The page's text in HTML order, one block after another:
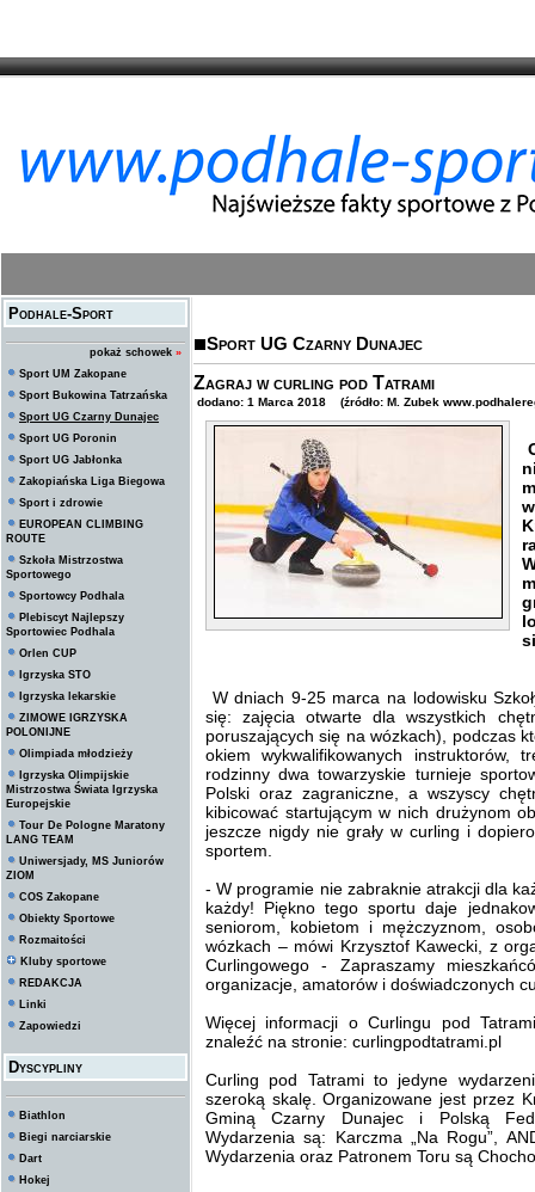
Podhale-Sport
pokaż schowek »
Sport UM Zakopane
Sport Bukowina Tatrzańska
Sport UG Czarny Dunajec
Sport UG Poronin
Sport UG Jabłonka
Zakopiańska Liga Biegowa
Sport i zdrowie
EUROPEAN CLIMBING
ROUTE
Szkoła Mistrzostwa
Sportowego
Sportowcy Podhala
Plebiscyt Najlepszy
Sportowiec Podhala
Orlen CUP
Igrzyska STO
Igrzyska lekarskie
ZIMOWE IGRZYSKA
POLONIJNE
Olimpiada młodzieży
Igrzyska Olimpijskie
Mistrzostwa Świata Igrzyska
Europejskie
Tour De Pologne Maratony
LANG TEAM
Uniwersjady, MS Juniorów
ZIOM
COS Zakopane
Obiekty Sportowe
Rozmaitości
Kluby sportowe
REDAKCJA
Linki
Zapowiedzi
Dyscypliny
Biathlon
Biegi narciarskie
Dart
Hokej
Sport UG Czarny Dunajec
Zagraj w curling pod Tatrami
dodano: 1 Marca 2018 (źródło: M. Zubek
W dniach 9-25 marca na lodowisku
się: zajęcia otwarte dla wszystkich
poruszających się na wózkach), podczas
okiem wykwalifikowanych instruktorów,
rodzinny dwa towarzyskie turnieje
Polski oraz zagraniczne, a wszyscy
kibicować startującym w nich drużynom
jeszcze nigdy nie grały w curling i
sportem.
- W programie nie zabraknie atrakcji dla
każdy! Piękno tego sportu daje
seniorom, kobietom i mężczyznom,
wózkach – mówi Krzysztof Kawecki, z
Curlingowego - Zapraszamy
organizacje, amatorów i doświadczonych
Więcej informacji o Curlingu pod
znaleźć na stronie: curlingpodtatrami.pl
Curling pod Tatrami to jedyne
szeroką skalę. Organizowane jest przez
Gminą Czarny Dunajec i Polską
Wydarzenia są: Karczma „Na Rogu”,
Wydarzenia oraz Patronem Toru są